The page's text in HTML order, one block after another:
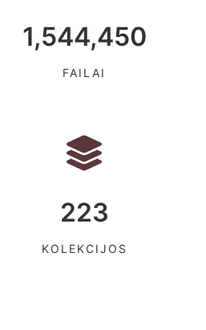
1,544,450
FAILAI
223
KOLEKCIJOS